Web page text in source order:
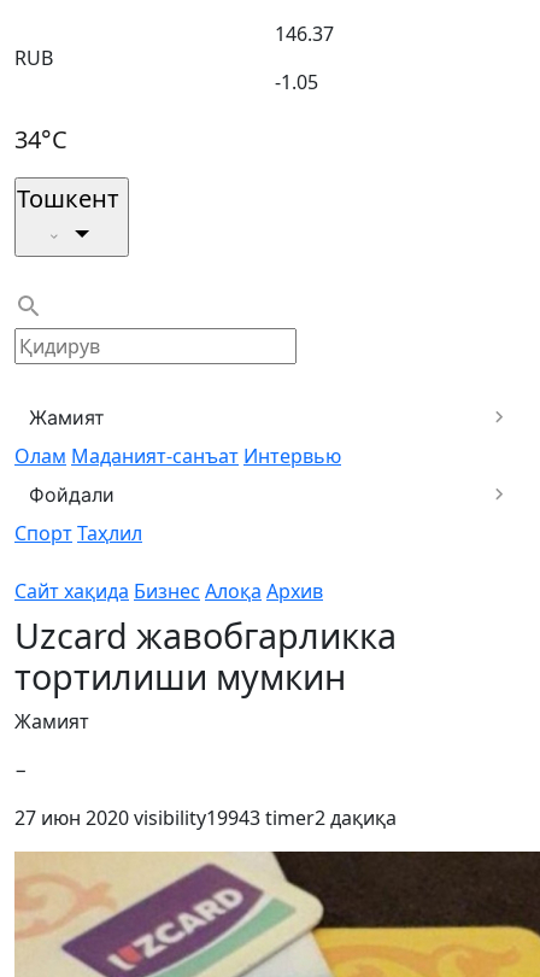
RUB
146.37
-1.05
34°C
Тошкент
Жамият
Олам Маданият-санъат Интервью
Фойдали
СпортТаҳлил
Сайт хақида Бизнес Алоқа Архив
Uzcard жавобгарликка
тортилиши мумкин
Жамият
−
27 июн 2020visibility19943timer2 дақиқа